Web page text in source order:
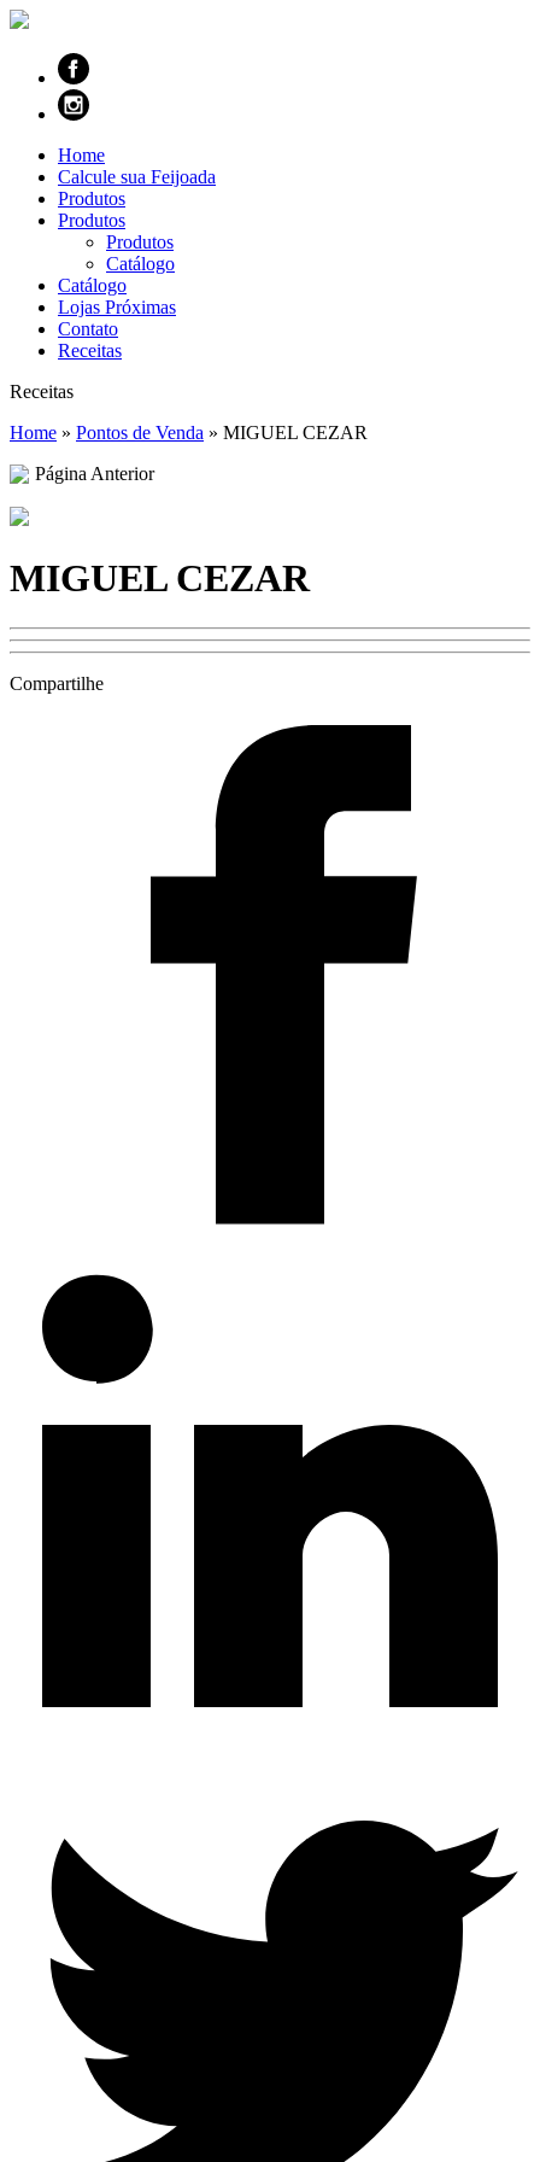
Home
Calcule sua Feijoada
Produtos
Produtos
Produtos
Catálogo
Catálogo
Lojas Próximas
Contato
Receitas
Receitas
Home » Pontos de Venda » MIGUEL CEZAR
Página Anterior
MIGUEL CEZAR
Compartilhe